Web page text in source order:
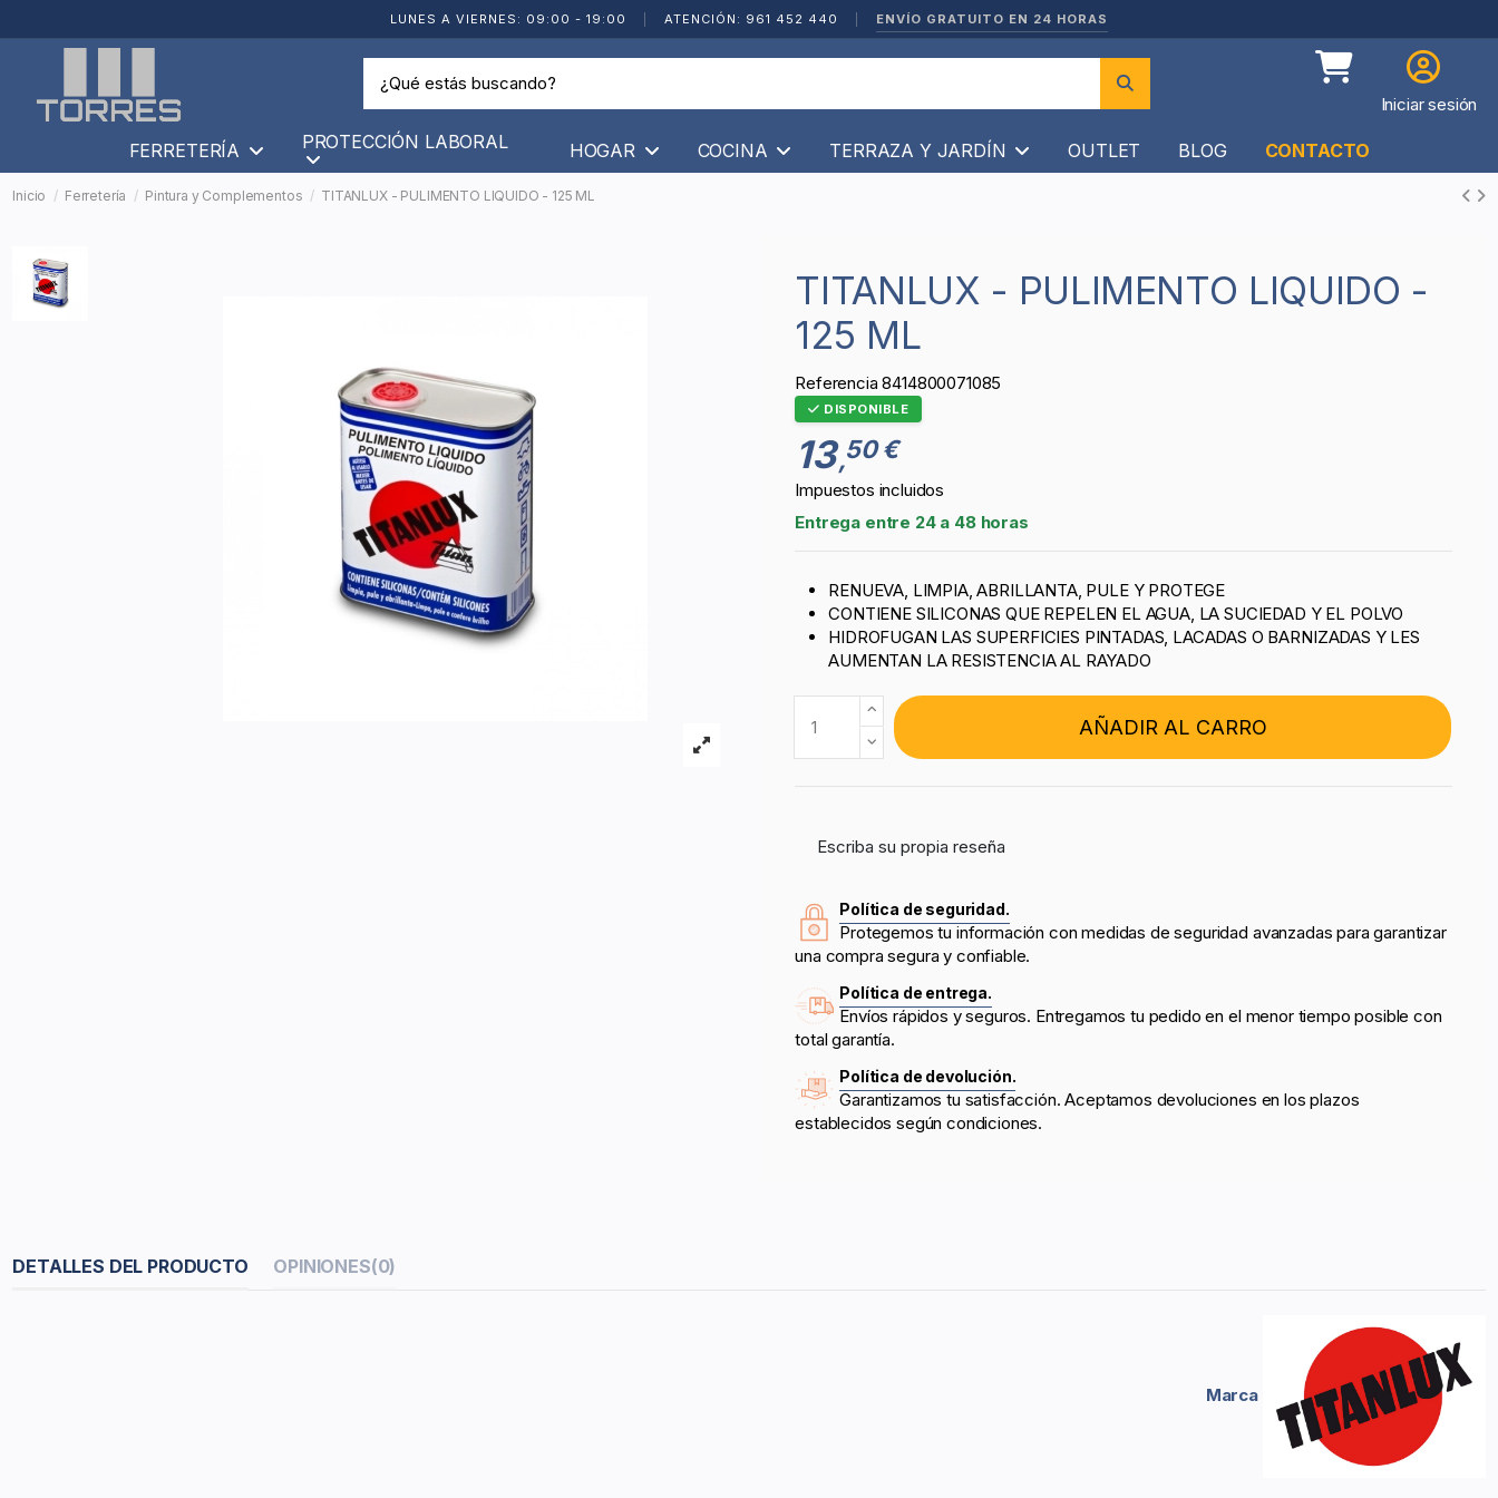
LUNES A VIERNES: 09:00 - 19:00 ATENCIÓN: 961 452 440 ENVÍO GRATUITO EN 24 HORAS
Iniciar sesión
FERRETERÍA PROTECCIÓN LABORAL HOGAR COCINA TERRAZA Y JARDÍN OUTLET BLOG CONTACTO
Inicio Ferretería Pintura y Complementos TITANLUX - PULIMENTO LIQUIDO - 125 ML
TITANLUX - PULIMENTO LIQUIDO -
125 ML
Referencia 8414800071085
DISPONIBLE
13,50 €
Impuestos incluidos
Entrega entre 24 a 48 horas
RENUEVA, LIMPIA, ABRILLANTA, PULE Y PROTEGE
CONTIENE SILICONAS QUE REPELEN EL AGUA, LA SUCIEDAD Y EL POLVO
HIDROFUGAN LAS SUPERFICIES PINTADAS, LACADAS O BARNIZADAS Y LES
AUMENTAN LA RESISTENCIA AL RAYADO
AÑADIR AL CARRO
Escriba su propia reseña
Política de seguridad.
Protegemos tu información con medidas de seguridad avanzadas para garantizar
una compra segura y confiable.
Política de entrega.
Envíos rápidos y seguros. Entregamos tu pedido en el menor tiempo posible con
total garantía.
Política de devolución.
Garantizamos tu satisfacción. Aceptamos devoluciones en los plazos
establecidos según condiciones.
DETALLES DEL PRODUCTO OPINIONES(0)
Marca